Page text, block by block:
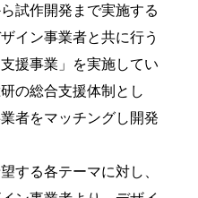
試作開発まで実施する
イン事業者と共に行う
援事業」を実施してい
の総合支援体制とし
者をマッチングし開発
する各テーマに対し、